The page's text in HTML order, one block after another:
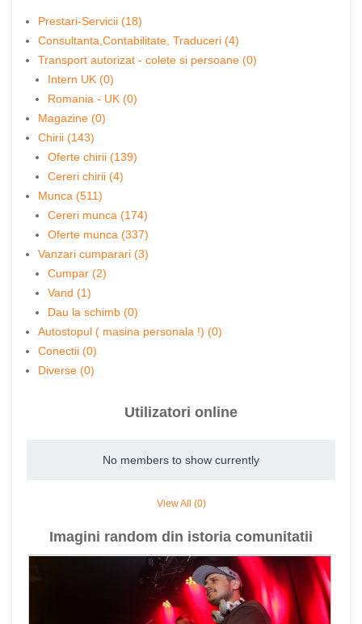
Prestari-Servicii (18)
Consultanta,Contabilitate, Traduceri (4)
Transport autorizat - colete si persoane (0)
Intern UK (0)
Romania - UK (0)
Magazine (0)
Chirii (143)
Oferte chirii (139)
Cereri chirii (4)
Munca (511)
Cereri munca (174)
Oferte munca (337)
Vanzari cumparari (3)
Cumpar (2)
Vand (1)
Dau la schimb (0)
Autostopul ( masina personala !) (0)
Conectii (0)
Diverse (0)
Utilizatori online
No members to show currently
View All (0)
Imagini random din istoria comunitatii